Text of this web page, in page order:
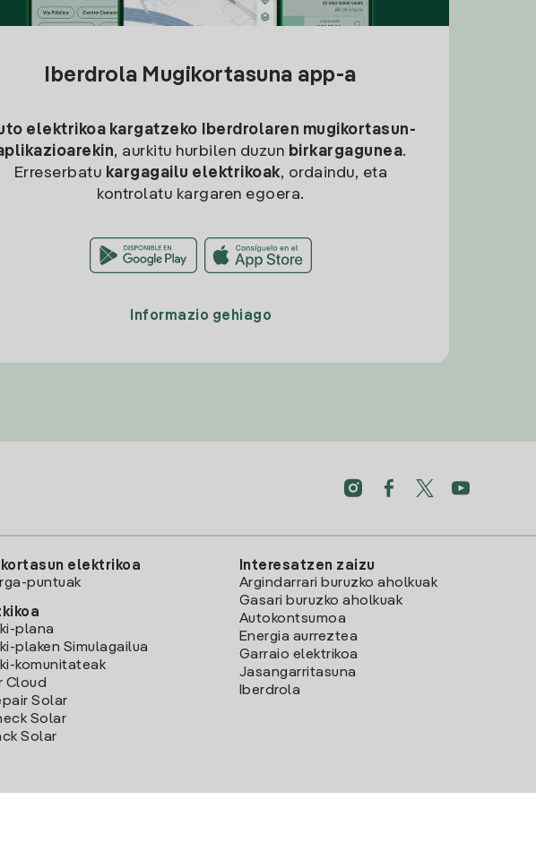
Iberdrola Mugikortasuna app-a
elektrikoa kargatzeko
Iberdrolaren mugikortasun-
, aurkitu hurbilen duzun birkargagunea.
Erreserbatu kargagailu elektrikoak, ordaindu, eta
kontrolatu kargaren egoera.
Informazio gehiago
elektrikoa
puntuak
plana
plaken Simulagailua
komunitateak
Cloud
Solar
Solar
Solar
Interesatzen zaizu
Argindarrari buruzko aholkuak
Gasari buruzko aholkuak
Autokontsumoa
Energia aurreztea
Garraio elektrikoa
Jasangarritasuna
Iberdrola